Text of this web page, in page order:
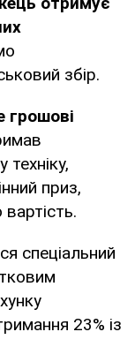
збір.
грошові
приз,
спеціальний
23% із